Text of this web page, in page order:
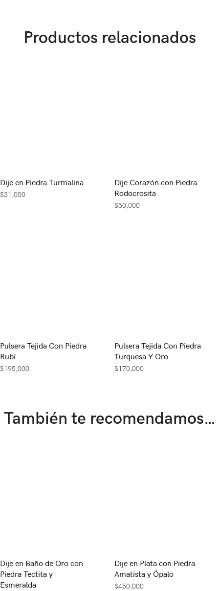
Productos relacionados
Dije en Piedra Turmalina
$31,000
Dije Corazón con Piedra
Rodocrosita
$50,000
Pulsera Tejida Con Piedra
Rubí
$195,000
Pulsera Tejida Con Piedra
Turquesa Y Oro
$170,000
También te recomendamos…
Dije en Baño de Oro con
Piedra Tectita y
Esmeralda
Dije en Plata con Piedra
Amatista y Ópalo
$450,000